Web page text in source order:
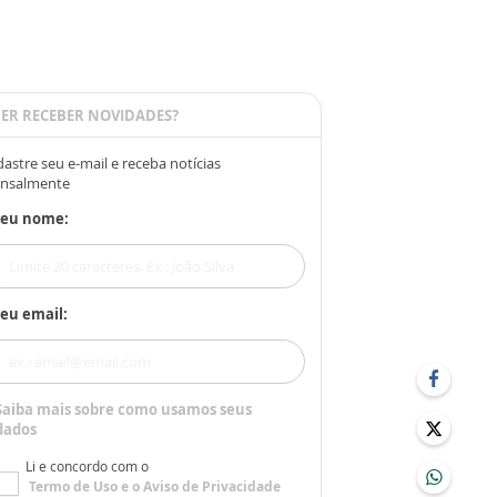
RECEBER NOVIDADES?
seu e-mail e receba notícias
nome:
email:
mais sobre como usamos seus
Li e concordo com o
Termo de Usoe oAviso de Privacidade